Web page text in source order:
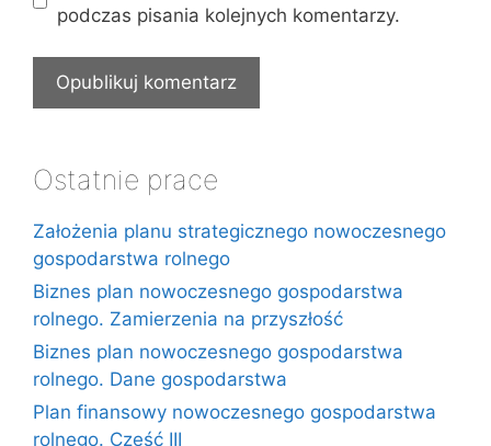
podczas pisania kolejnych komentarzy.
Ostatnie prace
Założenia planu strategicznego nowoczesnego
gospodarstwa rolnego
Biznes plan nowoczesnego gospodarstwa
rolnego. Zamierzenia na przyszłość
Biznes plan nowoczesnego gospodarstwa
rolnego. Dane gospodarstwa
Plan finansowy nowoczesnego gospodarstwa
rolnego. Część III